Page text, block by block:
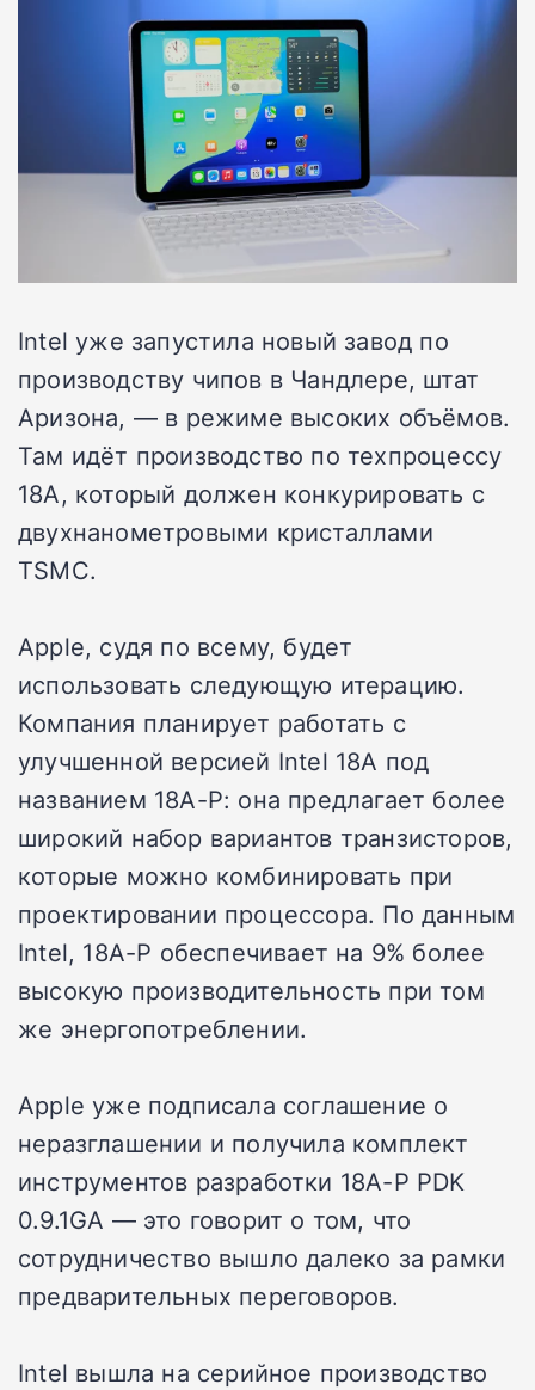
Intel уже запустила новый завод по
производству чипов в Чандлере, штат
Аризона, — в режиме высоких объёмов.
Там идёт производство по техпроцессу
18A, который должен конкурировать с
двухнанометровыми кристаллами
TSMC.
Apple, судя по всему, будет
использовать следующую итерацию.
Компания планирует работать с
улучшенной версией Intel 18A под
названием 18A-P: она предлагает более
широкий набор вариантов транзисторов,
которые можно комбинировать при
проектировании процессора. По данным
Intel, 18A-P обеспечивает на 9% более
высокую производительность при том
же энергопотреблении.
Apple уже подписала соглашение о
неразглашении и получила комплект
инструментов разработки 18A-P PDK
0.9.1GA — это говорит о том, что
сотрудничество вышло далеко за рамки
предварительных переговоров.
Intel вышла на серийное производство